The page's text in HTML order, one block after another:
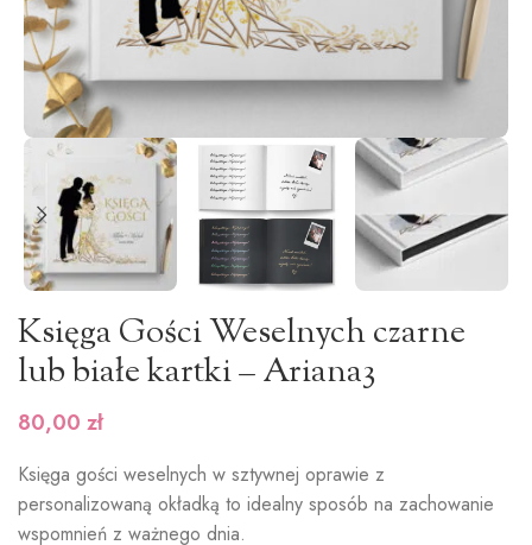
Księga Gości Weselnych czarne
lub białe kartki – Ariana3
80,00 zł
Księga gości weselnych w sztywnej oprawie z
personalizowaną okładką to idealny sposób na zachowanie
wspomnień z ważnego dnia.